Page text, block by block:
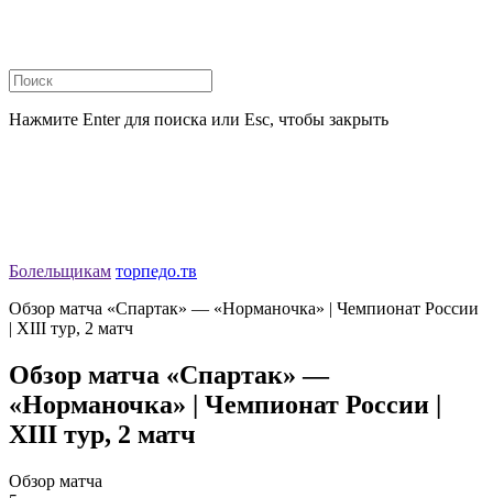
Нажмите Enter для поиска или Esc, чтобы закрыть
Болельщикам торпедо.тв
Обзор матча «Спартак» — «Норманочка» | Чемпионат России
| ХIII тур, 2 матч
Обзор матча «Спартак» —
«Норманочка» | Чемпионат России |
ХIII тур, 2 матч
Обзор матча